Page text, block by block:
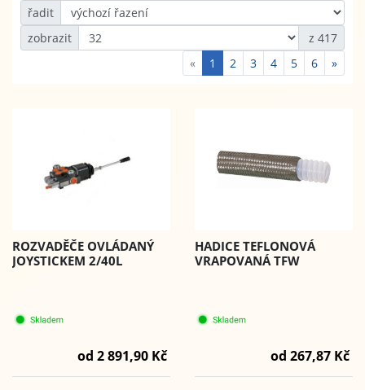
řadit
zobrazit
z 417
«
1 2 3 4 5 6 »
ROZVADĚČE OVLÁDANÝ
JOYSTICKEM 2/40L
od 2 891,90 Kč
HADICE TEFLONOVÁ
VRAPOVANÁ TFW
od 267,87 Kč